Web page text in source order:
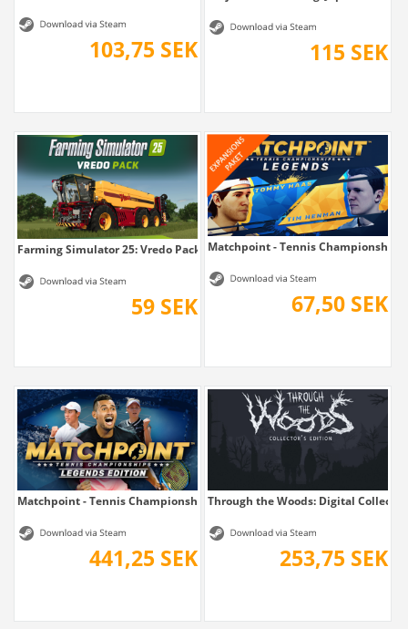
103,75 SEK 115 SEK
Farming Simulator 25: Vredo Pack
59 SEK
Matchpoint - Tennis Championships
67,50 SEK
Matchpoint - Tennis Championships Legends...
441,25 SEK
Through the Woods: Digital
253,75 SEK